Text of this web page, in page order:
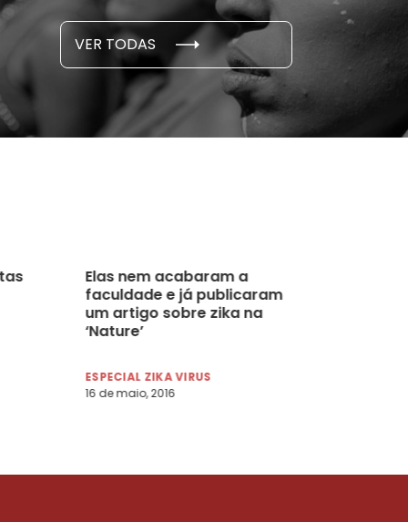
VER TODAS
E PESQUISAS
novembro, 2021
Elas nem acabaram a
faculdade e já publicaram
um artigo sobre zika na
‘Nature’
ESPECIAL ZIKA VIRUS
16 de maio, 2016